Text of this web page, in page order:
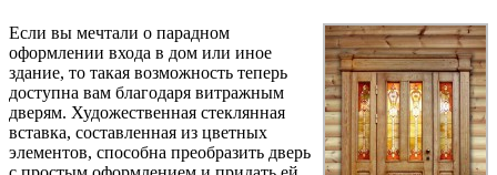
Если вы мечтали о парадном
оформлении входа в дом или иное
здание, то такая возможность теперь
доступна вам благодаря витражным
дверям. Художественная стеклянная
вставка, составленная из цветных
элементов, способна преобразить дверь